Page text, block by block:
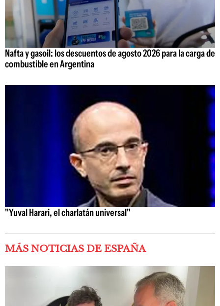
Nafta y gasoil: los descuentos de agosto 2026 para la carga de
combustible en Argentina
"Yuval Harari, el charlatán universal"
MÁS NOTICIAS DE ESPAÑA